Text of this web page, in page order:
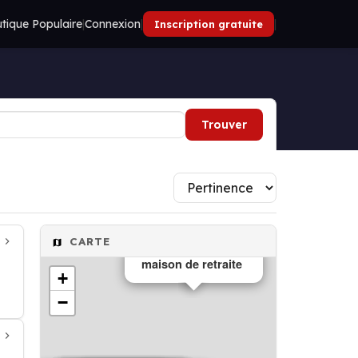
Populaire|Connexion| Inscription gratuite |
Trouver
CARTE
maison de retraite
+
−